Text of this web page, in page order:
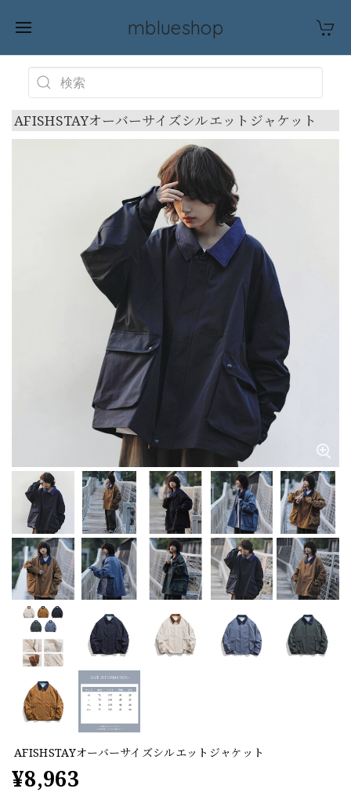
mblueshop
AFISHSTAYオーバーサイズシルエットジャケット
AFISHSTAYオーバーサイズシルエットジャケット
¥8,963